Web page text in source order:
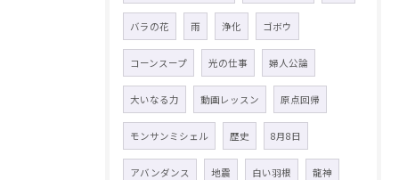
バラの花 雨 浄化 ゴボウ
コーンスープ 光の仕事 婦人公論
大いなる力 動画レッスン 原点回帰
モンサンミシェル 歴史 8月8日
アバンダンス 地震 白い羽根 龍神